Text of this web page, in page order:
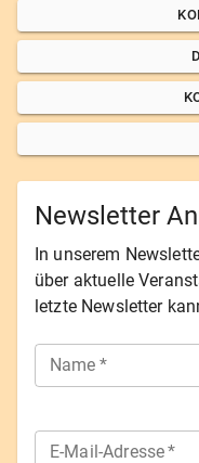
Newsletter
In unserem
über aktuelle
letzte Newsletter
Name *
E-Mail-Adresse*